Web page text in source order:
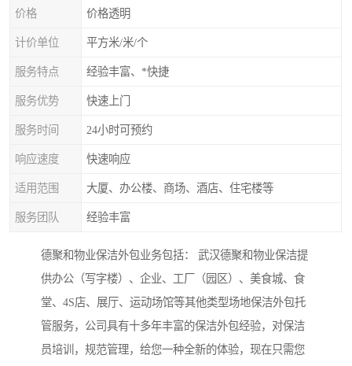
价格 价格透明
计价单位 平方米/米/个
服务特点 经验丰富、*快捷
服务优势 快速上门
服务时间 24小时可预约
响应速度 快速响应
适用范围 大厦、办公楼、商场、酒店、住宅楼等
服务团队 经验丰富
德聚和物业保洁外包业务包括： 武汉德聚和物业保洁提
供办公（写字楼）、企业、工厂（园区）、美食城、食
堂、4S店、展厅、运动场馆等其他类型场地保洁外包托
管服务，公司具有十多年丰富的保洁外包经验，对保洁
员培训，规范管理，给您一种全新的体验，现在只需您